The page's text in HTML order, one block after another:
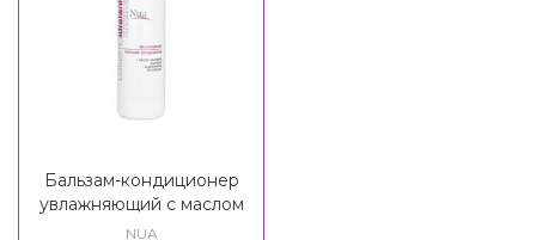
Бальзам-кондиционер
увлажняющий с маслом
зародышей пшеницы и
NUA